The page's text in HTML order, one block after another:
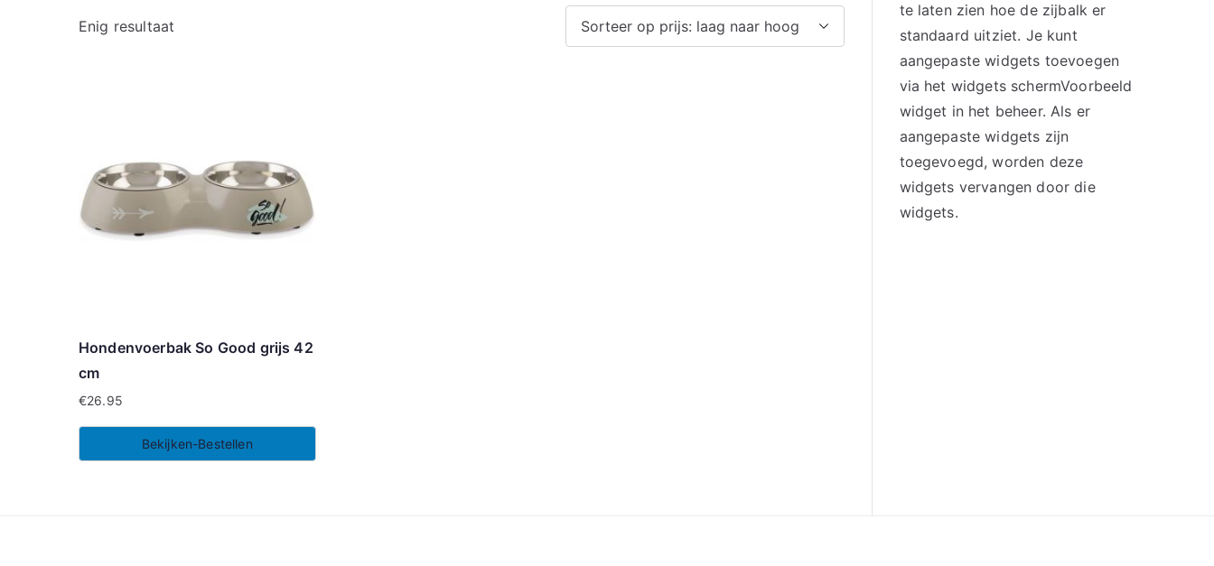
Enig resultaat
Hondenvoerbak So Good grijs 42
cm
€26.95
Bekijken-Bestellen
te laten zien hoe de zijbalk er
standaard uitziet. Je kunt
aangepaste widgets toevoegen
via het widgets schermVoorbeeld
widget in het beheer. Als er
aangepaste widgets zijn
toegevoegd, worden deze
widgets vervangen door die
widgets.